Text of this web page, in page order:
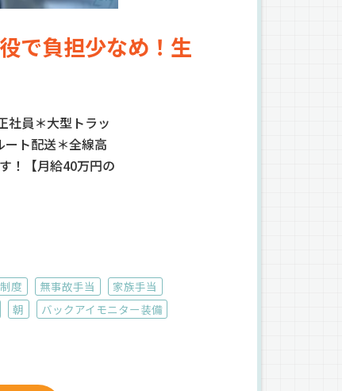
で負担少なめ！生
社員＊大型トラッ
ト配送＊全線高
！【月給40万円の
度 無事故手当
家族手当
朝
バックアイモニター装備